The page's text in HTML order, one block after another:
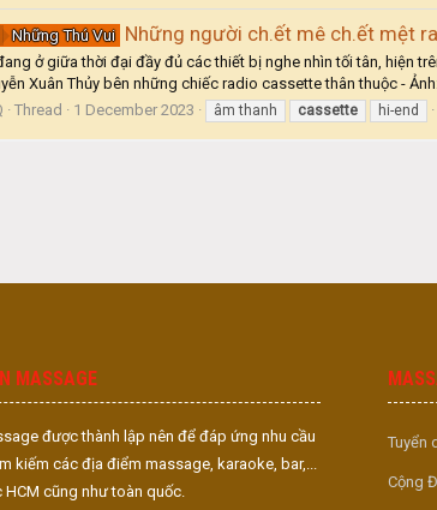
Những Thú Vui Những người ch.ết mê ch.ết mệt
ở giữa thời đại đầy đủ các thiết bị nghe nhìn tối tân, hiện
Xuân Thủy bên những chiếc radio cassette thân thuộc -
Thread 1 December 2023 âm thanh cassette hi-end
MASSAGE
được thành lập nên để đáp ứng nhu cầu
kiếm các địa điểm massage, karaoke, bar,...
HCM cũng như toàn quốc.
Tuyển
Cộng